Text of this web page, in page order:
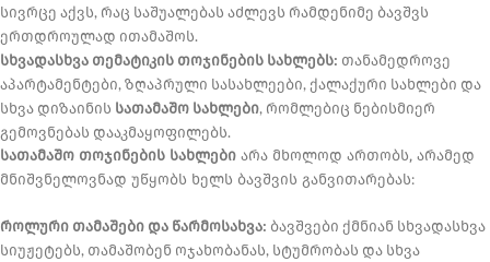
სივრცე აქვს, რაც საშუალებას აძლევს რამდენიმე ბავშვს
ერთდროულად ითამაშოს.
სხვადასხვა თემატიკის თოჯინების სახლებს: თანამედროვე
აპარტამენტები, ზღაპრული სასახლეები, ქალაქური სახლები და
სხვა დიზაინის სათამაშო სახლები, რომლებიც ნებისმიერ
გემოვნებას დააკმაყოფილებს.
სათამაშო თოჯინების სახლები არა მხოლოდ ართობს, არამედ
მნიშვნელოვნად უწყობს ხელს ბავშვის განვითარებას:
როლური თამაშები და წარმოსახვა: ბავშვები ქმნიან სხვადასხვა
სიუჟეტებს, თამაშობენ ოჯახობანას, სტუმრობას და სხვა